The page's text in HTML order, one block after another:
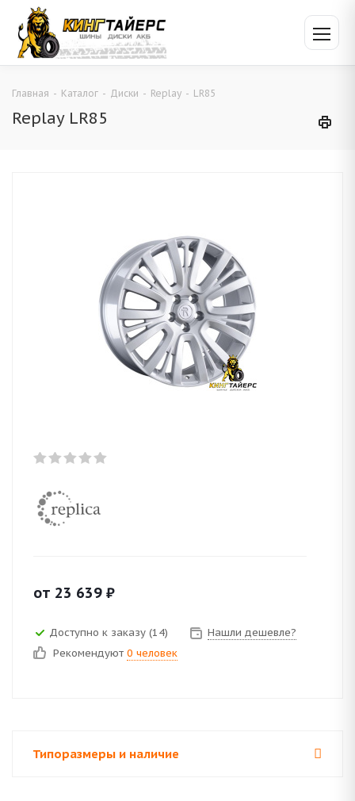
Главная - Каталог - Диски - Replay - LR85
Replay LR85
от 23 639 ₽
Доступно к заказу (14)
Нашли дешевле?
Рекомендуют 0 человек
Типоразмеры и наличие